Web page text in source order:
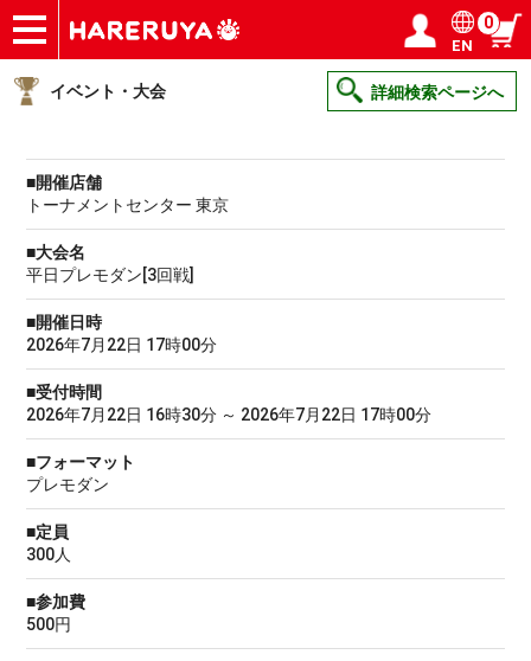
ショップ
買取
記事
デッキ検索
デッキ構築
選手一覧
店舗一覧
イベント
ヘルプ
お問い合わせ ログイン／会員登録
EN
0
イベント・大会 詳細検索ページへ
■開催店舗
トーナメントセンター 東京
■大会名
平日プレモダン[3回戦]
■開催日時
2026年7月22日 17時00分
■受付時間
2026年7月22日 16時30分 ～ 2026年7月22日 17時00分
■フォーマット
プレモダン
■定員
300人
■参加費
500円